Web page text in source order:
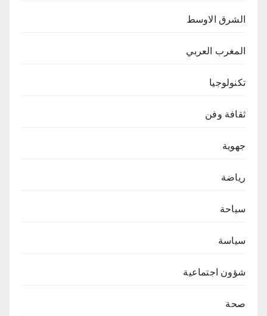
الشرق الاوسط
المغرب العربي
تكنولوجيا
ثقافة وفن
جهوية
رياضة
سياحة
سياسة
شؤون اجتماعية
صحة